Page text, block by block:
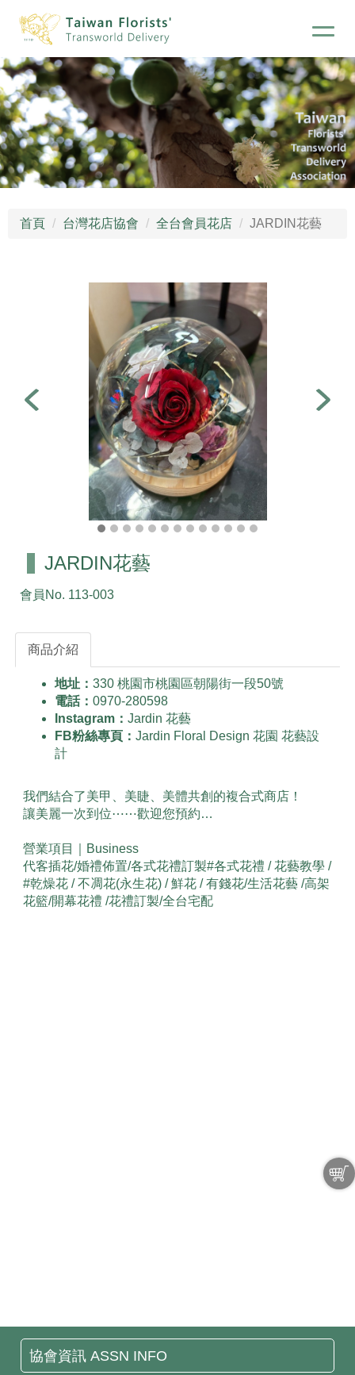
首頁 台灣花店協會 全台會員花店 JARDIN花藝
JARDIN花藝
會員No. 113-003
商品介紹
地址：330 桃園市桃園區朝陽街一段50號
電話：0970-280598
Instagram：Jardin 花藝
FB粉絲專頁：Jardin Floral Design 花園 花藝設
計
我們結合了美甲、美睫、美體共創的複合式商店！
讓美麗一次到位⋯⋯歡迎您預約…
營業項目｜Business
代客插花/婚禮佈置/各式花禮訂製#各式花禮 / 花藝教學 /
#乾燥花 / 不凋花(永生花) / 鮮花 / 有錢花/生活花藝 /高架
花籃/開幕花禮 /花禮訂製/全台宅配
協會資訊 ASSN INFO